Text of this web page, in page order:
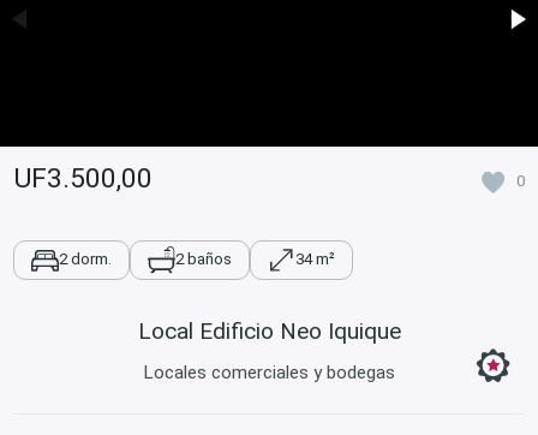
UF3.500,00 0
2 dorm. 2 baños 34 m²
Local Edificio Neo Iquique
Locales comerciales y bodegas